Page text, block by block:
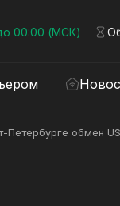
00:00 (МСК)
Петербурге обмен